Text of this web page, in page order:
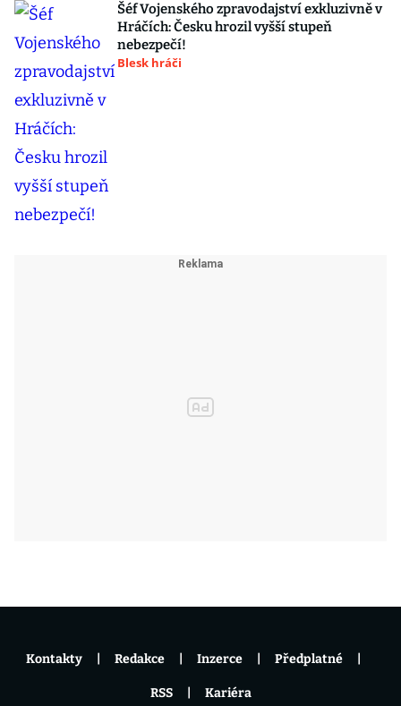
Šéf Vojenského zpravodajství exkluzivně v
Hráčích: Česku hrozil vyšší stupeň
nebezpečí!
Blesk hráči
Kontakty Redakce Inzerce Předplatné
RSS Kariéra